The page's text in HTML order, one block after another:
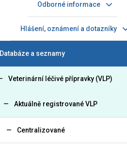
Odborné informace
Hlášení, oznámení a dotazníky
Databáze a seznamy
Veterinární léčivé přípravky (VLP)
Aktuálně registrované VLP
Centralizované